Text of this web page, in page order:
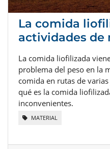
La comida
actividades de
La comida liofilizada
problema del peso en la
comida en rutas de
qué es la comida
inconvenientes.
MATERIAL